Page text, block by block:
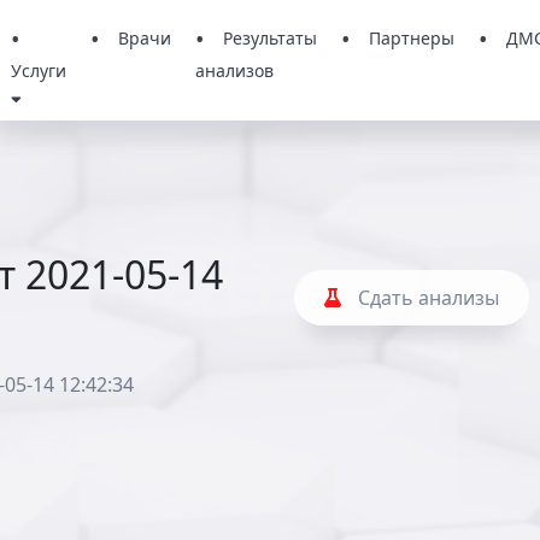
Услуги
Врачи
Результаты
анализов
Партнеры
2021-05-14 Сдать анализы
14 12:42:34